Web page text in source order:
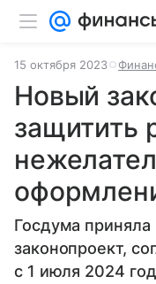
15 октября 2023
Новый
защитить
Госдума
законопроект,
с 1 июля 2024